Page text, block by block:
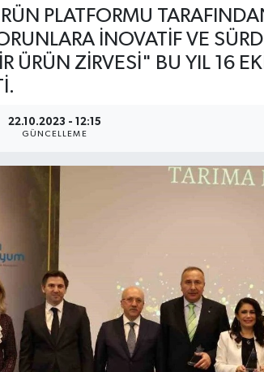
PLATFORMU
İNOVATİF VE
ÜRÜN ZİRVESİ" BU YIL 16
22.10.2023 - 12:15
GÜNCELLEME